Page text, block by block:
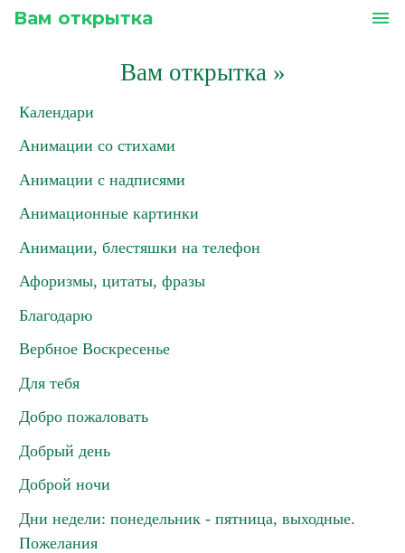
Вам открытка menu
Вам открытка»
Календари
Анимации со стихами
Анимации с надписями
Анимационные картинки
Анимации, блестяшки на телефон
Афоризмы, цитаты, фразы
Благодарю
Вербное Воскресенье
Для тебя
Добро пожаловать
Добрый день
Доброй ночи
Дни недели: понедельник - пятница, выходные.
Пожелания